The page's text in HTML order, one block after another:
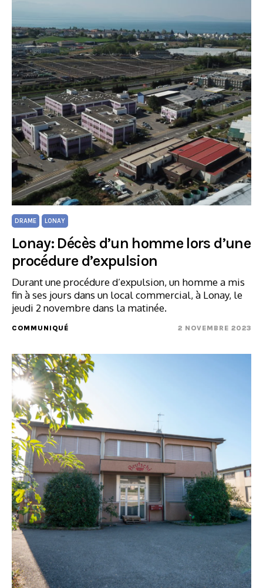
DRAME LONAY
Lonay: Décès d’un homme lors d’une
procédure d’expulsion
Durant une procédure d’expulsion, un homme a mis
fin à ses jours dans un local commercial, à Lonay, le
jeudi 2 novembre dans la matinée.
COMMUNIQUÉ 2 NOVEMBRE 2023